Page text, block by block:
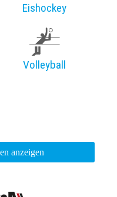
Eishockey
Volleyball
anzeigen